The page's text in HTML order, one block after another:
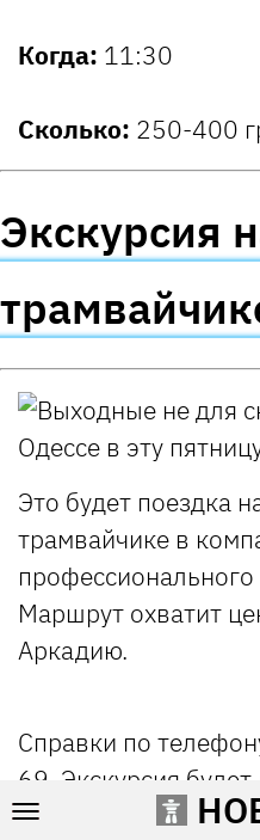
Когда: 11:30
Сколько: 250-400
Экскурсия
Это будет поездка
трамвайчике в
профессионального
Маршрут охватит
Аркадию.
Справки по
69. Экскурсия будет
Регистрацияпо